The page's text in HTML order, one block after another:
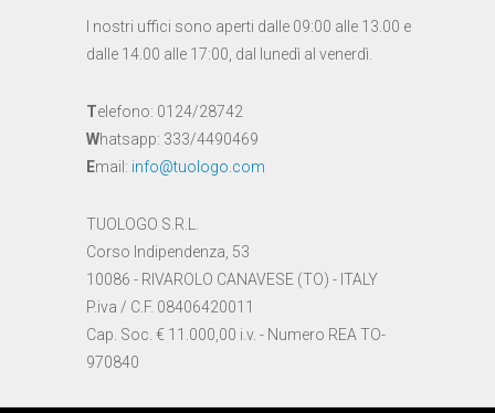
I nostri uffici sono aperti dalle 09:00 alle 13.00 e
dalle 14.00 alle 17:00, dal lunedì al venerdì.
Telefono: 0124/28742
Whatsapp: 333/4490469
Email: info@tuologo.com
TUOLOGO S.R.L.
Corso Indipendenza, 53
10086 - RIVAROLO CANAVESE (TO) - ITALY
P.iva / C.F. 08406420011
Cap. Soc. € 11.000,00 i.v. - Numero REA TO-
970840